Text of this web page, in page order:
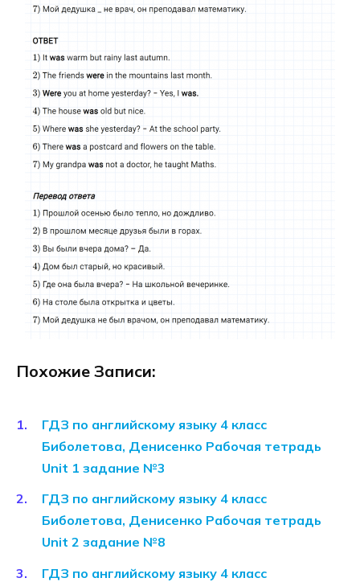
Похожие Записи:
ГДЗ по английскому языку 4 класс
Биболетова, Денисенко Рабочая тетрадь
Unit 1 задание №3
ГДЗ по английскому языку 4 класс
Биболетова, Денисенко Рабочая тетрадь
Unit 2 задание №8
ГДЗ по английскому языку 4 класс